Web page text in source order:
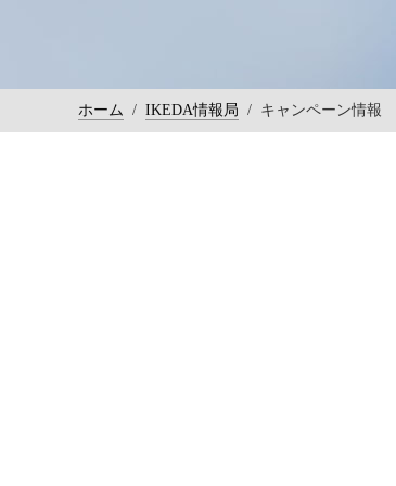
ホーム / IKEDA情報局 / キャンペーン情報